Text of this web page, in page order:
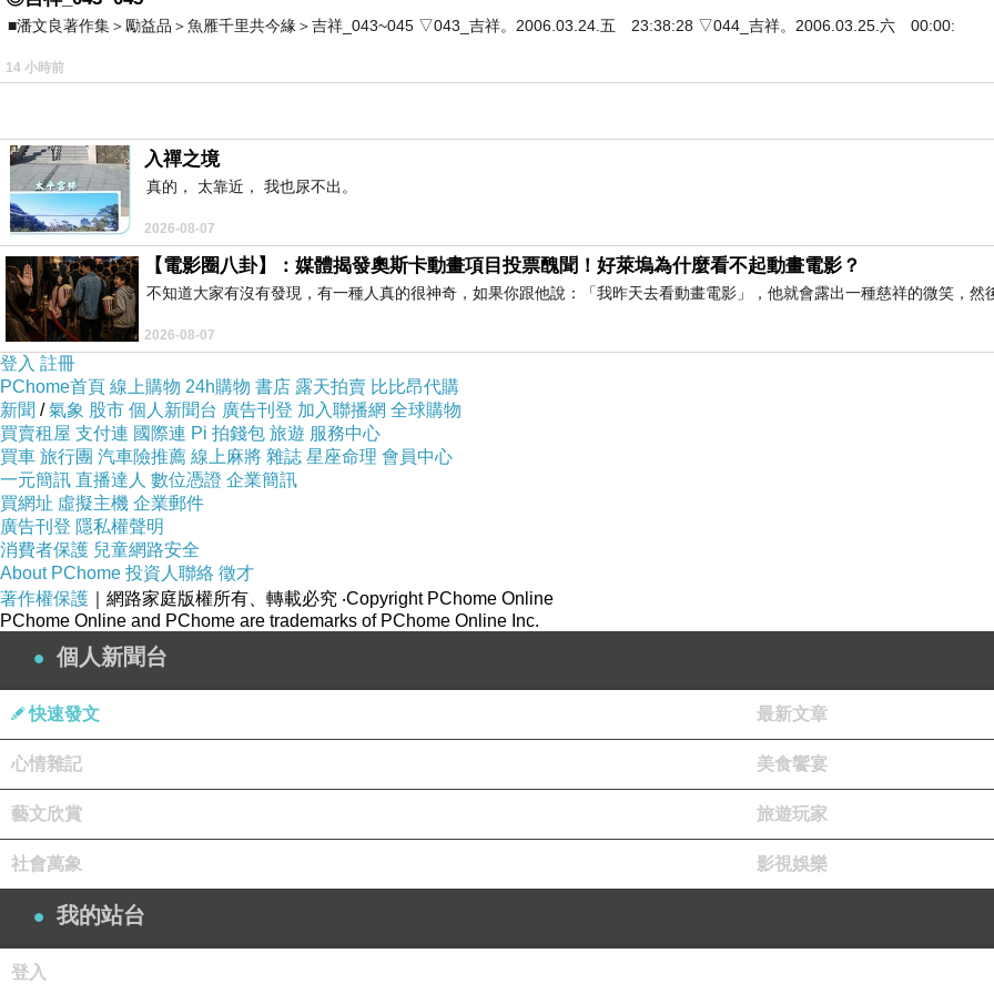
■潘文良著作集＞勵益品＞魚雁千里共今緣＞吉祥_043~045 ▽043_吉祥。2006.03.24.五 23:38:28 ▽044_吉祥。2006.03.25.六 00:00:
14 小時前
入禪之境
真的， 太靠近， 我也尿不出。
2026-08-07
【電影圈八卦】：媒體揭發奧斯卡動畫項目投票醜聞！好萊塢為什麼看不起動畫電影？
不知道大家有沒有發現，有一種人真的很神奇，如果你跟他說：「我昨天去看動畫電影」，他就會露出一種慈祥的微笑，然
2026-08-07
登入 註冊
PChome首頁 線上購物 24h購物 書店 露天拍賣 比比昂代購
新聞 /氣象 股市 個人新聞台 廣告刊登 加入聯播網 全球購物
買賣租屋 支付連 國際連 Pi 拍錢包 旅遊 服務中心
買車 旅行團 汽車險推薦 線上麻將 雜誌 星座命理 會員中心
一元簡訊 直播達人 數位憑證 企業簡訊
買網址 虛擬主機 企業郵件
廣告刊登 隱私權聲明
消費者保護 兒童網路安全
About PChome 投資人聯絡 徵才
著作權保護 ｜網路家庭版權所有、轉載必究 ‧Copyright PChome Online
PChome Online and PChome are trademarks of PChome Online Inc.
個人新聞台
快速發文 最新文章
心情雜記 美食饗宴
藝文欣賞 旅遊玩家
社會萬象 影視娛樂
我的站台
登入